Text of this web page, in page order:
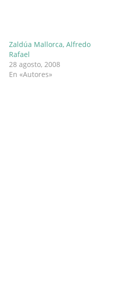
Zaldúa Mallorca, Alfredo
Rafael
28 agosto, 2008
En «Autores»